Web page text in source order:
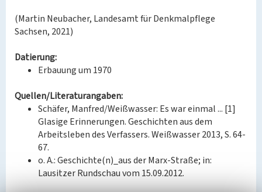
(Martin Neubacher, Landesamt für Denkmalpflege
Sachsen, 2021)
Datierung:
Erbauung um 1970
Quellen/Literaturangaben:
Schäfer, Manfred/Weißwasser: Es war einmal ... [1]
Glasige Erinnerungen. Geschichten aus dem
Arbeitsleben des Verfassers. Weißwasser 2013, S. 64-
67.
o. A.: Geschichte(n)_aus der Marx-Straße; in:
Lausitzer Rundschau vom 15.09.2012.